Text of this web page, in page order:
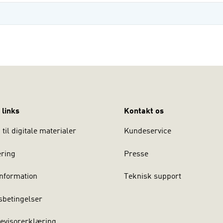
links
til digitale materialer
Kontakt os
Kundeservice
Presse
Teknisk support